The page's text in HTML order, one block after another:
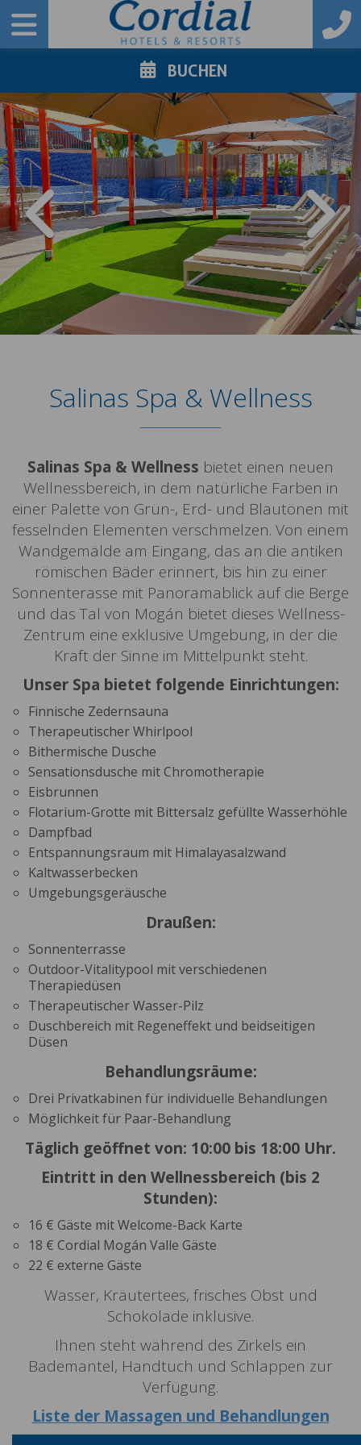
BUCHEN
PREVIOUS
Salinas Spa & Wellness
Salinas Spa & Wellness bietet einen neuen
Wellnessbereich, in dem natürliche Farben in
einer Palette von Grün-, Erd- und Blautönen mit
fesselnden Elementen verschmelzen. Von einem
Wandgemälde am Eingang, das an die antiken
römischen Bäder erinnert, bis hin zu einer
Sonnenterasse mit Panoramablick auf die Berge
und das Tal von Mogán bietet dieses Wellness-
Zentrum eine exklusive Umgebung, in der die
Kraft der Sinne im Mittelpunkt steht.
Unser Spa bietet folgende Einrichtungen:
Finnische Zedernsauna
Therapeutischer Whirlpool
Bithermische Dusche
Sensationsdusche mit Chromotherapie
Eisbrunnen
Flotarium-Grotte mit Bittersalz gefüllte Wasserhöhle
Dampfbad
Entspannungsraum mit Himalayasalzwand
Kaltwasserbecken
Umgebungsgeräusche
Draußen:
Sonnenterrasse
Outdoor-Vitalitypool mit verschiedenen
Therapiedüsen
Therapeutischer Wasser-Pilz
Duschbereich mit Regeneffekt und beidseitigen
Düsen
Behandlungsräume:
Drei Privatkabinen für individuelle Behandlungen
Möglichkeit für Paar-Behandlung
Täglich geöffnet von: 10:00 bis 18:00 Uhr.
Eintritt in den Wellnessbereich (bis 2
Stunden):
16 € Gäste mit Welcome-Back Karte
18 € Cordial Mogán Valle Gäste
22 € externe Gäste
Wasser, Kräutertees, frisches Obst und
Schokolade inklusive.
Ihnen steht während des Zirkels ein
Bademantel, Handtuch und Schlappen zur
Verfügung.
Liste der Massagen und Behandlungen